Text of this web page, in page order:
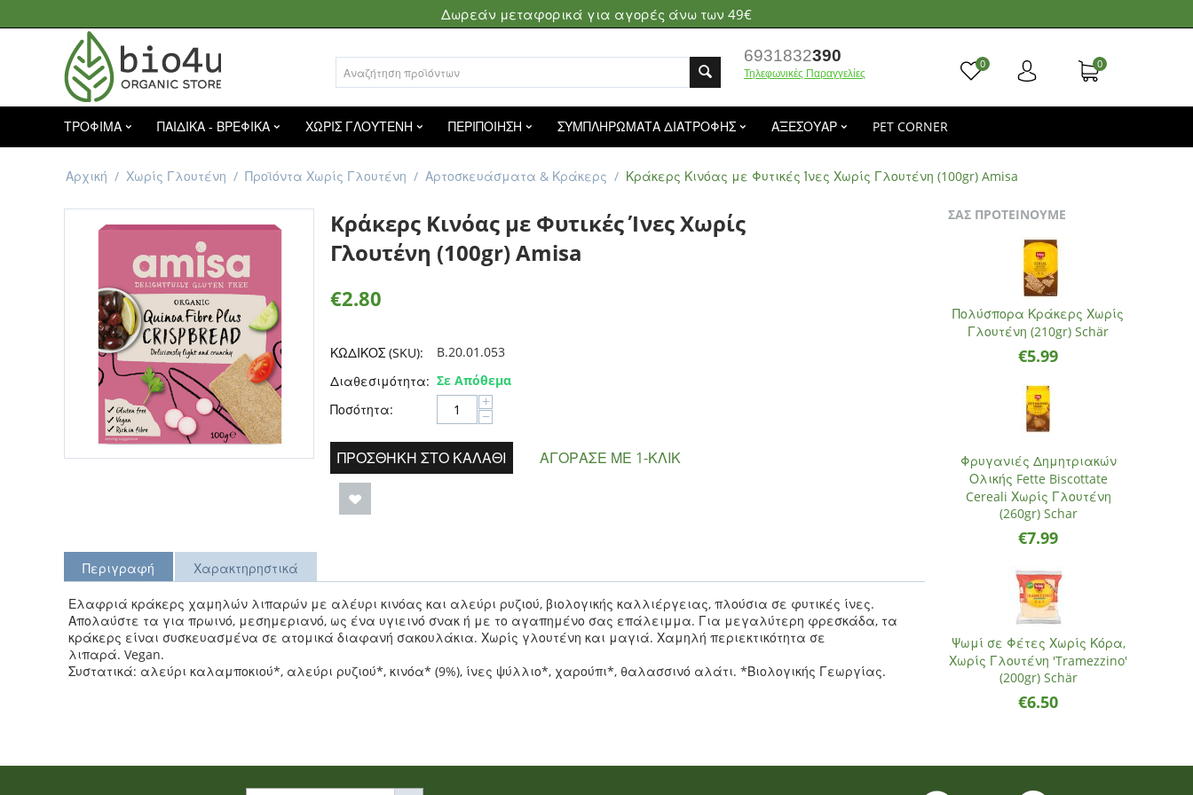
Δωρεάν μεταφορικά για αγορές άνω των 49€
6931832390
Τηλεφωνικές Παραγγελίες
0 0
ΤΡΟΦΙΜΑ ΠΑΙΔΙΚΑ - ΒΡΕΦΙΚΑ ΧΩΡΙΣ ΓΛΟΥΤΕΝΗ ΠΕΡΙΠΟΙΗΣΗ ΣΥΜΠΛΗΡΩΜΑΤΑ ΔΙΑΤΡΟΦΗΣ ΑΞΕΣΟΥΑΡ PET CORNER
Αρχική / Χωρίς Γλουτένη / Προϊόντα Χωρίς Γλουτένη / Αρτοσκευάσματα & Κράκερς / Κράκερς Κινόας με Φυτικές Ίνες Χωρίς Γλουτένη (100gr) Amisa
Κράκερς Κινόας με Φυτικές Ίνες Χωρίς
Γλουτένη (100gr) Amisa
€2.80
ΚΩΔΙΚΟΣ (SKU):
B.20.01.053
Διαθεσιμότητα: Σε Απόθεμα
Ποσότητα:
+
−
ΠΡΟΣΘΉΚΗ ΣΤΟ ΚΑΛΆΘΙ ΑΓΌΡΑΣΕ ΜΕ 1-ΚΛΙΚ
Περιγραφή Χαρακτηρηστικά
Ελαφριά κράκερς χαμηλών λιπαρών με αλέυρι κινόας και αλεύρι ρυζιού, βιολογικής καλλιέργειας, πλούσια σε φυτικές ίνες.
Απολαύστε τα για πρωινό, μεσημεριανό, ως ένα υγιεινό σνακ ή με το αγαπημένο σας επάλειμμα. Για μεγαλύτερη φρεσκάδα, τα
κράκερς είναι συσκευασμένα σε ατομικά διαφανή σακουλάκια. Χωρίς γλουτένη και μαγιά. Χαμηλή περιεκτικότητα σε
λιπαρά. Vegan.
Συστατικά: αλεύρι καλαμποκιού*, αλεύρι ρυζιού*, κινόα* (9%), ίνες ψύλλιο*, χαρούπι*, θαλασσινό αλάτι. *Βιολογικής Γεωργίας.
ΣΑΣ ΠΡΟΤΕΙΝΟΥΜΕ
Πολύσπορα Κράκερς Χωρίς
Γλουτένη (210gr) Schär
€5.99
Φρυγανιές Δημητριακών
Ολικής Fette Biscottate
Cereali Χωρίς Γλουτένη
(260gr) Schar
€7.99
Ψωμί σε Φέτες Χωρίς Κόρα,
Χωρίς Γλουτένη 'Tramezzino'
(200gr) Schär
€6.50